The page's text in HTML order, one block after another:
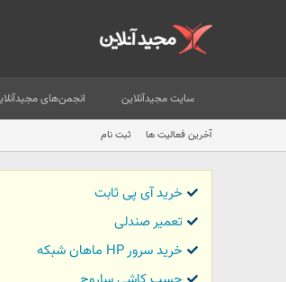
سایت مجیدآنلاین انجمن‌های
آخرین فعالیت ها ثبت نام
خرید آی پی ثابت
تعمیر صندلی
خرید سرور HP ماهان شبکه